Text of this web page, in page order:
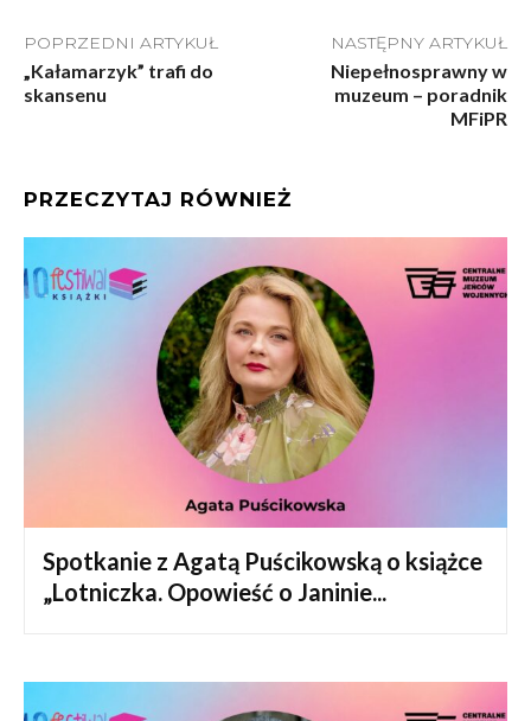
POPRZEDNI ARTYKUŁ
„Kałamarzyk” trafi do
skansenu
NASTĘPNY ARTYKUŁ
Niepełnosprawny w
muzeum – poradnik
MFiPR
PRZECZYTAJ RÓWNIEŻ
Spotkanie z Agatą Puścikowską o książce
„Lotniczka. Opowieść o Janinie...